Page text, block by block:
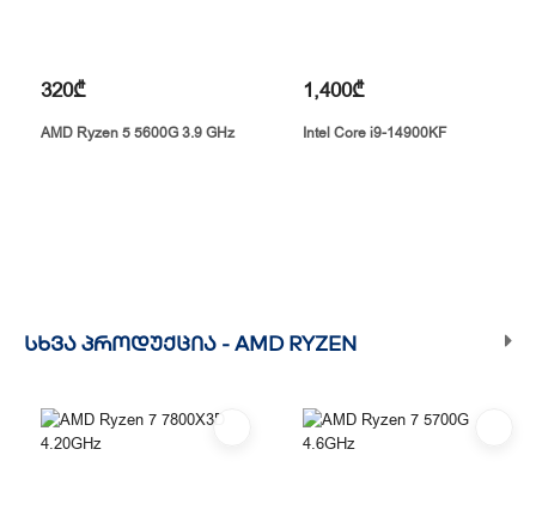
320₾
AMD Ryzen 5 5600G 3.9 GHz
1,400₾
Intel Core i9-14900KF
ᲡᲮᲕᲐ ᲞᲠᲝᲓᲣᲥᲪᲘᲐ -AMD RYZEN